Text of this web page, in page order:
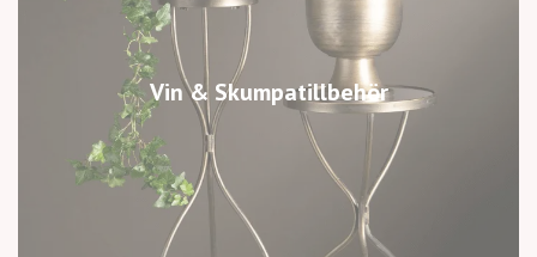
Vin & Skumpatillbehör